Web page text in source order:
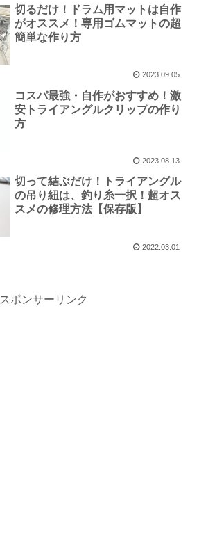
切るだけ！ドラム用マットは自作
がオススメ！専用ゴムマットの超
簡単な作り方
2023.09.05
コスパ最強・自作がおすすめ！激
安トライアングルクリップの作り
方
2023.08.13
切って結ぶだけ！トライアングル
の吊り紐は、釣り糸一択！超オス
スメの修理方法【保存版】
2022.03.01
スポンサーリンク